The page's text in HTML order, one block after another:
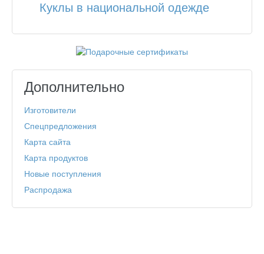
Куклы в национальной одежде
Дополнительно
Изготовители
Спецпредложения
Карта сайта
Карта продуктов
Новые поступления
Распродажа